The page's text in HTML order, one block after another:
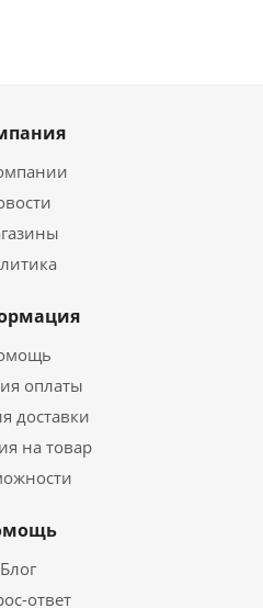
оплаты
доставки
на товар
Блог
ответ